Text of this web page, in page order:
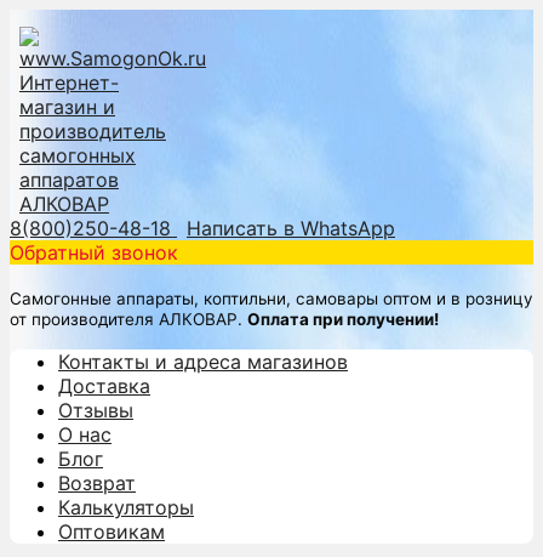
8(800)250-48-18
Написать в WhatsApp
Обратный звонок
Самогонные аппараты, коптильни, самовары оптом и в розницу
от производителя АЛКОВАР. Оплата при получении!
Контакты и адреса магазинов
Доставка
Отзывы
О нас
Блог
Возврат
Калькуляторы
Оптовикам